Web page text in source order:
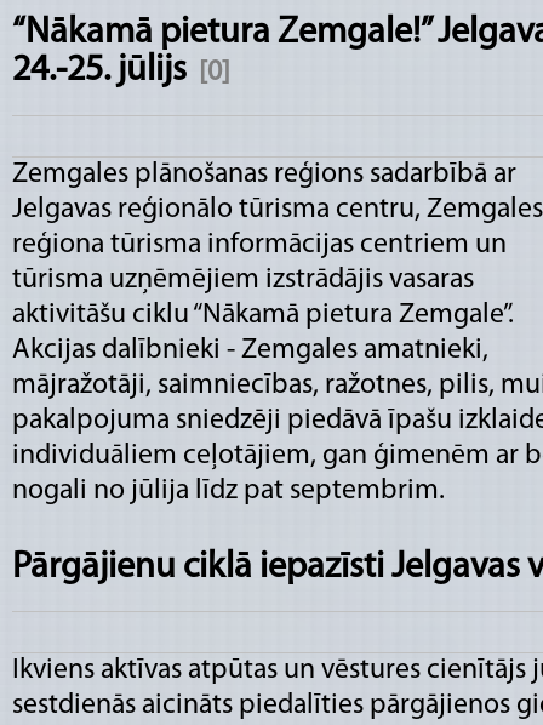
“Nākamā pietura Zemgale!”
24.-25. jūlijs
[0]
Zemgales plānošanas reģions sadarbībā ar
Jelgavas reģionālo tūrisma centru, Zemgales
reģiona tūrisma informācijas centriem un
tūrisma uzņēmējiem izstrādājis vasaras
aktivitāšu ciklu “Nākamā pietura Zemgale”.
Akcijas dalībnieki - Zemgales amatnieki,
mājražotāji, saimniecības, ražotnes, pilis,
pakalpojuma sniedzēji piedāvā īpašu
individuāliem ceļotājiem, gan ģimenēm ar
nogali no jūlija līdz pat septembrim.
Pārgājienu ciklā iepazīsti Jelgavas
Ikviens aktīvas atpūtas un vēstures cienītājs
sestdienās aicināts piedalīties pārgājienos